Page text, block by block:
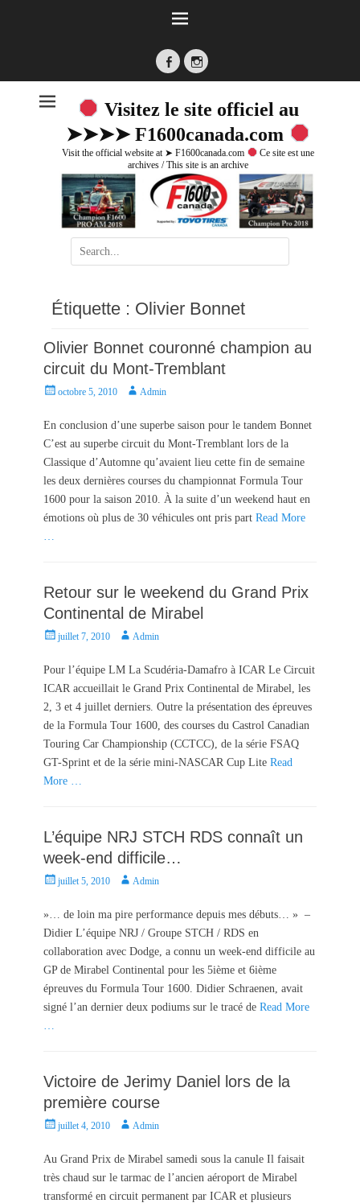
FacebookInstagram
Visitez le site officiel au
➤➤➤➤ F1600canada.com
Visit the official website at ➤ F1600canada.com
Ce site est une
archives / This site is an archive
Search
for:
Étiquette : Olivier Bonnet
Olivier Bonnet couronné champion au
circuit du Mont-Tremblant
P
s
t
o
n
octobre 5, 2010
A
t
h
Admin
En conclusion d’une superbe saison pour le tandem Bonnet
C’est au superbe circuit du Mont-Tremblant lors de la
Classique d’Automne qu’avaient lieu cette fin de semaine
les deux dernières courses du championnat Formula Tour
1600 pour la saison 2010. À la suite d’un weekend haut en
émotions où plus de 30 véhicules ont pris part Read More
Retour sur le weekend du Grand Prix
Continental de Mirabel
P
s
t
o
n
juillet 7, 2010
A
t
h
Admin
Pour l’équipe LM La Scudéria-Damafro à ICAR Le Circuit
ICAR accueillait le Grand Prix Continental de Mirabel, les
2, 3 et 4 juillet derniers. Outre la présentation des épreuves
de la Formula Tour 1600, des courses du Castrol Canadian
Touring Car Championship (CCTCC), de la série FSAQ
GT-Sprint et de la série mini-NASCAR Cup Lite Read
More …
L’équipe NRJ STCH RDS connaît un
week-end difficile…
P
s
t
o
n
juillet 5, 2010
A
t
h
Admin
»… de loin ma pire performance depuis mes débuts… » –
Didier L’équipe NRJ / Groupe STCH / RDS en
collaboration avec Dodge, a connu un week-end difficile au
GP de Mirabel Continental pour les 5ième et 6ième
épreuves du Formula Tour 1600. Didier Schraenen, avait
signé l’an dernier deux podiums sur le tracé de Read More
Victoire de Jerimy Daniel lors de la
première course
P
s
t
juillet 4, 2010
A
t
h
Admin
Au Grand Prix de Mirabel samedi sous la canule Il faisait
très chaud sur le tarmac de l’ancien aéroport de Mirabel
transformé en circuit permanent par ICAR et plusieurs